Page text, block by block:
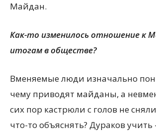
Майдан.
Как-то изменилось отношение к
итогам в обществе?
Вменяемые люди изначально
чему приводят майданы, а
сих пор кастрюли с голов не
что-то объяснять? Дураков